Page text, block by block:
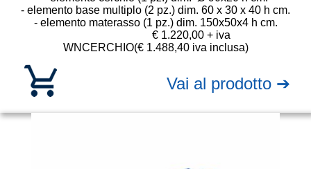
- elemento base multiplo (2 pz.) dim. 60 x 30 x 40 h cm.
- elemento materasso (1 pz.) dim. 150x50x4 h cm.
WNCERCHIO
€ 1.220,00 + iva
(€ 1.488,40 iva inclusa)
Vai al prodotto ➔